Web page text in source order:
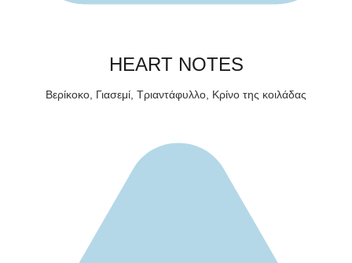
HEART NOTES
Βερίκοκο, Γιασεμί, Τριαντάφυλλο, Κρίνο της κοιλάδας